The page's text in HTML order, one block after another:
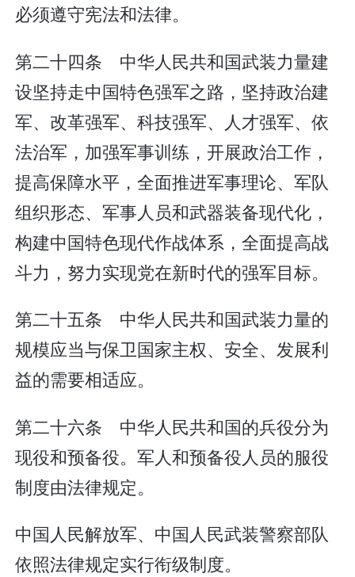
必须遵守宪法和法律。
第二十四条 中华人民共和国武装力量建
设坚持走中国特色强军之路，坚持政治建
军、改革强军、科技强军、人才强军、依
法治军，加强军事训练，开展政治工作，
提高保障水平，全面推进军事理论、军队
组织形态、军事人员和武器装备现代化，
构建中国特色现代作战体系，全面提高战
斗力，努力实现党在新时代的强军目标。
第二十五条 中华人民共和国武装力量的
规模应当与保卫国家主权、安全、发展利
益的需要相适应。
第二十六条 中华人民共和国的兵役分为
现役和预备役。军人和预备役人员的服役
制度由法律规定。
中国人民解放军、中国人民武装警察部队
依照法律规定实行衔级制度。